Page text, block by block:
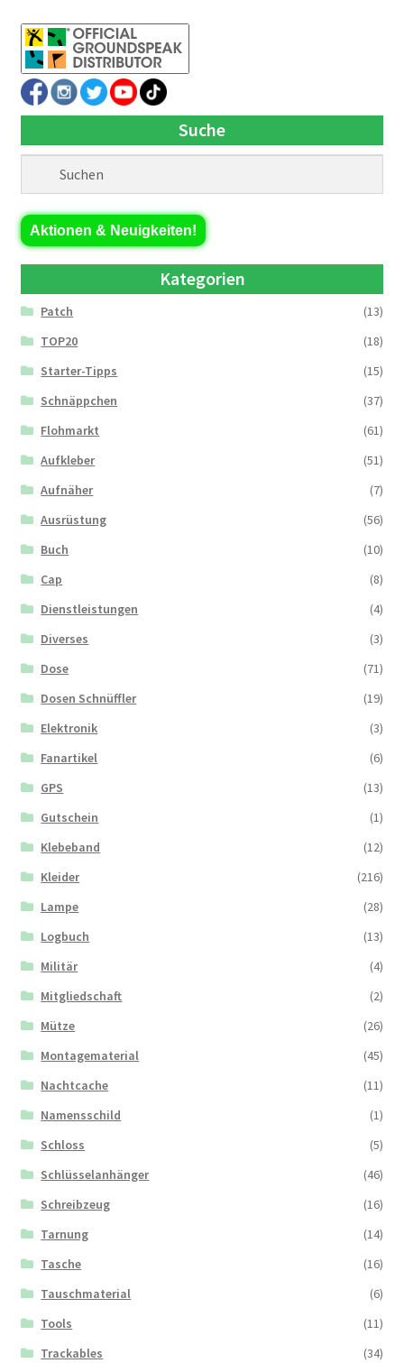
Suche
Aktionen & Neuigkeiten!
Kategorien
Patch
(13)
TOP20
(18)
Starter-Tipps
(15)
Schnäppchen
(37)
Flohmarkt
(61)
Aufkleber
(51)
Aufnäher
(7)
Ausrüstung
(56)
Buch
(10)
Cap
(8)
Dienstleistungen
(4)
Diverses
(3)
Dose
(71)
Dosen Schnüffler
(19)
Elektronik
(3)
Fanartikel
(6)
GPS
(13)
Gutschein
(1)
Klebeband
(12)
Kleider
(216)
Lampe
(28)
Logbuch
(13)
Militär
(4)
Mitgliedschaft
(2)
Mütze
(26)
Montagematerial
(45)
Nachtcache
(11)
Namensschild
(1)
Schloss
(5)
Schlüsselanhänger
(46)
Schreibzeug
(16)
Tarnung
(14)
Tasche
(16)
Tauschmaterial
(6)
Tools
(11)
Trackables
(34)